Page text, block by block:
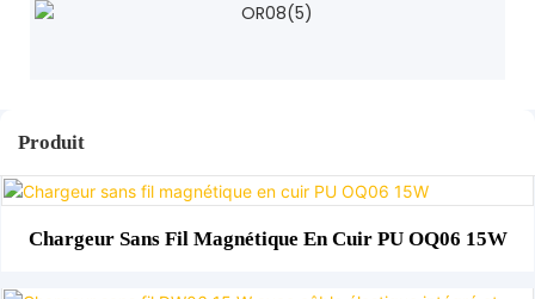
Produit
Chargeur Sans Fil Magnétique En Cuir PU OQ06 15W